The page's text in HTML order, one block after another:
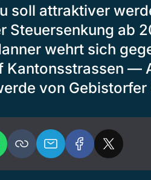
soll attraktiver
Steuersenkung ab
wehrt sich
Kantonsstrassen —
von